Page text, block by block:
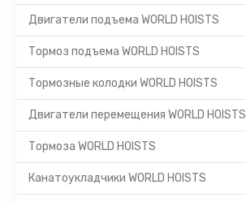
Двигатели подъема WORLD HOISTS
Тормоз подъема WORLD HOISTS
Тормозные колодки WORLD HOISTS
Двигатели перемещения WORLD HOISTS
Тормоза WORLD HOISTS
Канатоукладчики WORLD HOISTS